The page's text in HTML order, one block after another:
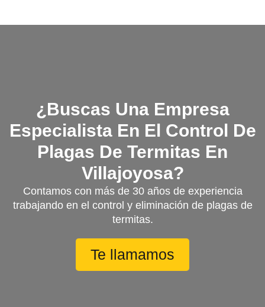
¿Buscas Una Empresa
Especialista En El Control De
Plagas De Termitas En
Villajoyosa?
Contamos con más de 30 años de experiencia
trabajando en el control y eliminación de plagas de
termitas.
Te llamamos